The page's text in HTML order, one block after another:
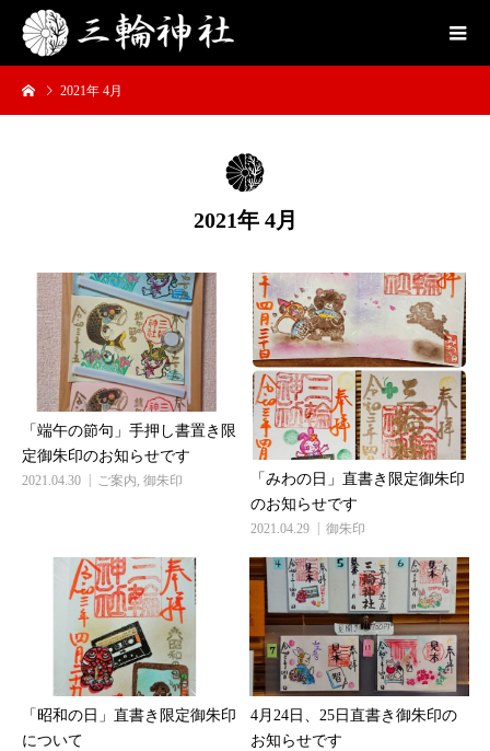
2021年 4月
2021年 4月
「端午の節句」手押し書置き限
定御朱印のお知らせです
2021.04.30 ご案内, 御朱印
「みわの日」直書き限定御朱印
のお知らせです
2021.04.29 御朱印
「昭和の日」直書き限定御朱印
について
4月24日、25日直書き御朱印の
お知らせです